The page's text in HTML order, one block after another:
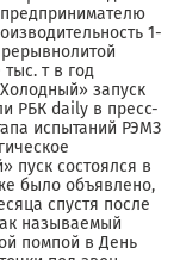
1-
т в год
запуск
РБК daily в пресс-
испытаний РЭМЗ
пуск состоялся в
было объявлено,
спустя после
называемый
помпой в День